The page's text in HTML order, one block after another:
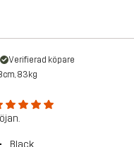
Verifierad köpare
83kg
Black